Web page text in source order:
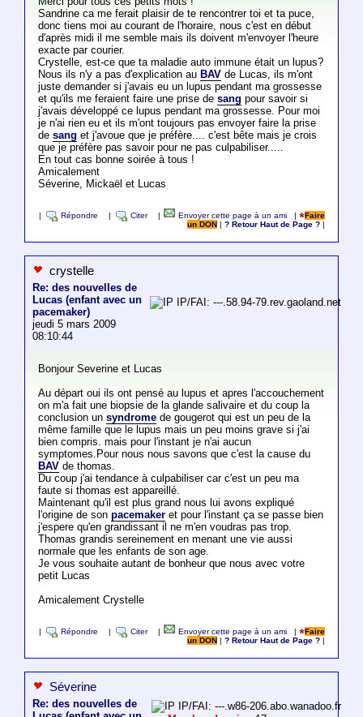
Sandrine ca me ferait plaisir de te rencontrer toi et ta puce,
donc tiens moi au courant de l'horaire, nous c'est en début
d'après midi il me semble mais ils doivent m'envoyer l'heure
exacte par courier.
Crystelle, est-ce que ta maladie auto immune était un lupus?
Nous ils n'y a pas d'explication au BAVde Lucas, ils m'ont
juste demander si j'avais eu un lupus pendant ma grossesse
et qu'ils me feraient faire une prise de sang pour savoir si
j'avais développé ce lupus pendant ma grossesse. Pour moi
je n'ai rien eu et ils m'ont toujours pas envoyer faire la prise
de sang et j'avoue que je préfère.... c'est bête mais je crois
que je préfère pas savoir pour ne pas culpabiliser.....
En tout cas bonne soirée à tous !
Amicalement
Séverine, Mickaël et Lucas
Répondre Citer Envoyer cette page à un ami |
Faire
un DON
|? Retour Haut de Page ?
crystelle
Re: des nouvelles de
Lucas (enfant avec un
pacemaker)
jeudi 5 mars 2009
08:10:44
IP/FAI: ---.58.94-79.rev.gaoland.net
Bonjour Severine et Lucas
Au départ oui ils ont pensé au lupus et apres l'accouchement
on m'a fait une biopsie de la glande salivaire et du coup la
conclusion un syndromede gougerot qui est un peu de la
même famille que le lupus mais un peu moins grave si j'ai
bien compris. mais pour l'instant je n'ai aucun
symptomes.Pour nous nous savons que c'est la cause du
BAVde thomas.
Du coup j'ai tendance à culpabiliser car c'est un peu ma
faute si thomas est appareillé.
Maintenant qu'il est plus grand nous lui avons expliqué
l'origine de son pacemakeret pour l'instant ça se passe bien
j'espere qu'en grandissant il ne m'en voudras pas trop.
Thomas grandis sereinement en menant une vie aussi
normale que les enfants de son age.
Je vous souhaite autant de bonheur que nous avec votre
petit Lucas
Amicalement Crystelle
Répondre Citer Envoyer cette page à un ami |
Faire
un DON
|? Retour Haut de Page ?
Séverine
Re: des nouvelles de
IP/FAI: ---.w86-206.abo.wanadoo.fr